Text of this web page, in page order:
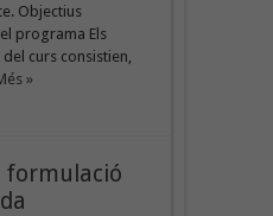
Objectius
programa Els
curs consistien,
»
formulació